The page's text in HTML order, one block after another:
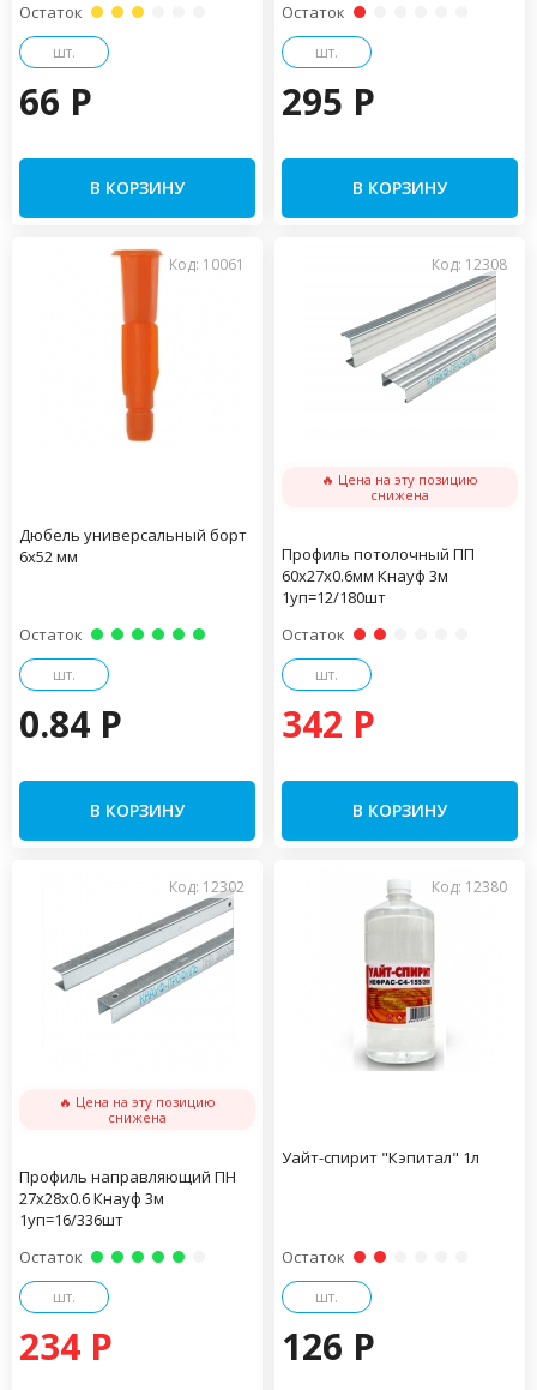
Остаток
шт.
66 P
В КОРЗИНУ
Остаток
шт.
295 P
В КОРЗИНУ
Код: 10061
Дюбель универсальный борт
6х52 мм
Остаток
шт.
0.84 P
В КОРЗИНУ
Код: 12308
🔥 Цена на эту позицию
снижена
Профиль потолочный ПП
60х27х0.6мм Кнауф 3м
1уп=12/180шт
Остаток
шт.
342 P
В КОРЗИНУ
Код: 12302
🔥 Цена на эту позицию
снижена
Профиль направляющий ПН
27х28х0.6 Кнауф 3м
1уп=16/336шт
Остаток
шт.
234 P
Код: 12380
Уайт-спирит "Кэпитал" 1л
Остаток
шт.
126 P